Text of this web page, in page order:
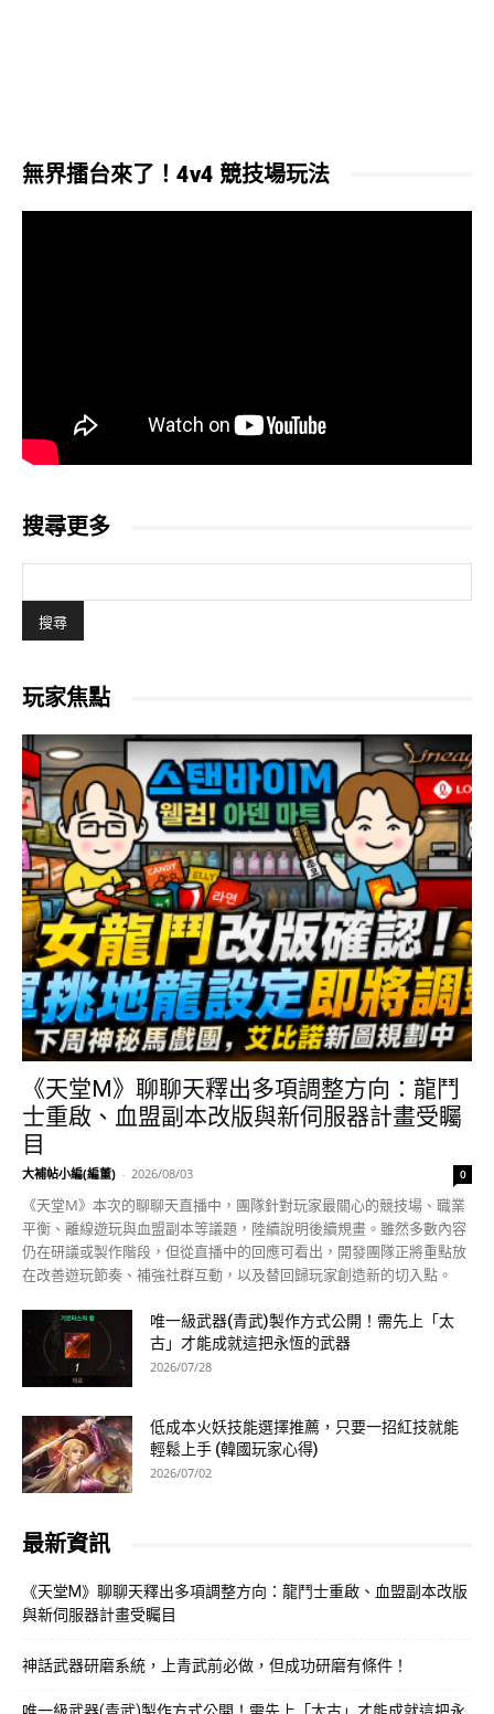
無界擂台來了！4v4 競技場玩法
搜尋更多
玩家焦點
《天堂M》聊聊天釋出多項調整方向：龍鬥
士重啟、血盟副本改版與新伺服器計畫受矚
目
大補帖小編(編董) - 2026/08/03 0
《天堂M》本次的聊聊天直播中，團隊針對玩家最關心的競技場、職業
平衡、離線遊玩與血盟副本等議題，陸續說明後續規畫。雖然多數內容
仍在研議或製作階段，但從直播中的回應可看出，開發團隊正將重點放
在改善遊玩節奏、補強社群互動，以及替回歸玩家創造新的切入點。
唯一級武器(青武)製作方式公開！需先上「太
古」才能成就這把永恆的武器
2026/07/28
低成本火妖技能選擇推薦，只要一招紅技就能
輕鬆上手 (韓國玩家心得)
2026/07/02
最新資訊
《天堂M》聊聊天釋出多項調整方向：龍鬥士重啟、血盟副本改版
與新伺服器計畫受矚目
神話武器研磨系統，上青武前必做，但成功研磨有條件！